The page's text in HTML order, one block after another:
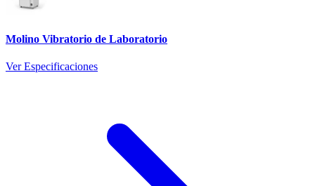
Molino Vibratorio de Laboratorio
Ver Especificaciones